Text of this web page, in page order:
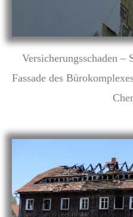
Versicherungsschaden –
Fassade des